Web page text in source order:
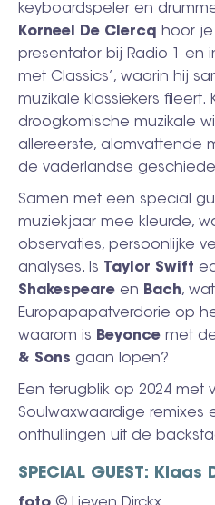
keyboardspeler en
Korneel De Clercq hoor
presentator bij Radio 1 en
met Classics’, waarin hij
muzikale klassiekers fileert.
droogkomische muzikale
allereerste, alomvattende
de vaderlandse
Samen met een special
muziekjaar mee kleurde,
observaties, persoonlijke
analyses. Is Taylor Swift
Shakespeare en Bach,
Europapapatverdorie op
waarom is Beyonce met
& Sons gaan lopen?
Een terugblik op 2024 met
Soulwaxwaardige remixes
onthullingen uit de
SPECIAL GUEST: